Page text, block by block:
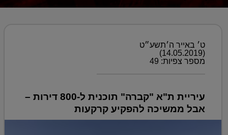
ט׳ באייר ה׳תשע״ט
(14.05.2019)
מספר צפיות: 49
עיריית ת"א "קברה" תוכנית ל-800 דירות –
אבל ממשיכה להפקיע קרקעות